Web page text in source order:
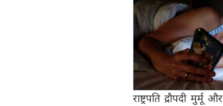
राष्ट्रपति द्रौपदी